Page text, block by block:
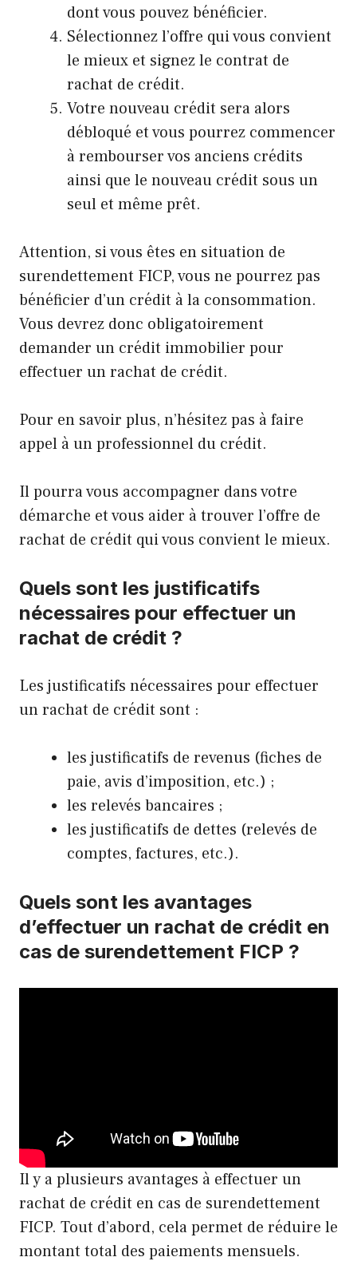
dont vous pouvez bénéficier.
Sélectionnez l’offre qui vous convient
le mieux et signez le contrat de
rachat de crédit.
Votre nouveau crédit sera alors
débloqué et vous pourrez commencer
à rembourser vos anciens crédits
ainsi que le nouveau crédit sous un
seul et même prêt.
Attention, si vous êtes en situation de
surendettement FICP, vous ne pourrez pas
bénéficier d’un crédit à la consommation.
Vous devrez donc obligatoirement
demander un crédit immobilier pour
effectuer un rachat de crédit.
Pour en savoir plus, n’hésitez pas à faire
appel à un professionnel du crédit.
Il pourra vous accompagner dans votre
démarche et vous aider à trouver l’offre de
rachat de crédit qui vous convient le mieux.
Quels sont les justificatifs
nécessaires pour effectuer un
rachat de crédit ?
Les justificatifs nécessaires pour effectuer
un rachat de crédit sont :
les justificatifs de revenus (fiches de
paie, avis d’imposition, etc.) ;
les relevés bancaires ;
les justificatifs de dettes (relevés de
comptes, factures, etc.).
Quels sont les avantages
d’effectuer un rachat de crédit en
cas de surendettement FICP ?
Il y a plusieurs avantages à effectuer un
rachat de crédit en cas de surendettement
FICP. Tout d’abord, cela permet de réduire le
montant total des paiements mensuels.